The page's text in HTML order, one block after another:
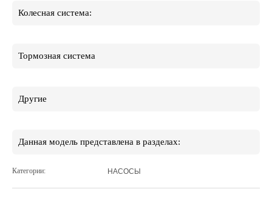
Колесная система:
Тормозная система
Другие
Данная модель представлена в разделах:
Категории: НАСОСЫ